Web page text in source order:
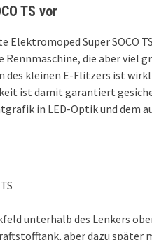
TS vor
Super SOCO
die aber viel
des kleinen E-Flitzers ist
ist damit garantiert
in LED-Optik und dem
unterhalb des Lenkers
aber dazu später